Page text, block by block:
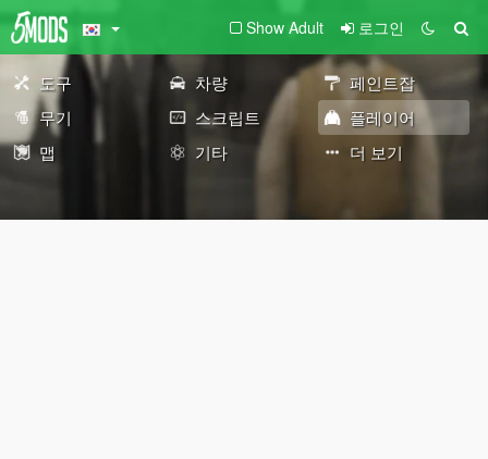
Show Adult 로그인
도구 차량
페인트잡
무기
스크립트
플레이어
맵
기타 더 보기